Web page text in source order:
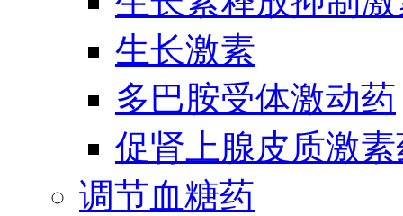
生长激素
多巴胺受体激动药
促肾上腺皮质激
调节血糖药